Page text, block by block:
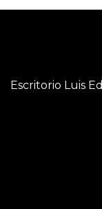
Escritorio Luis